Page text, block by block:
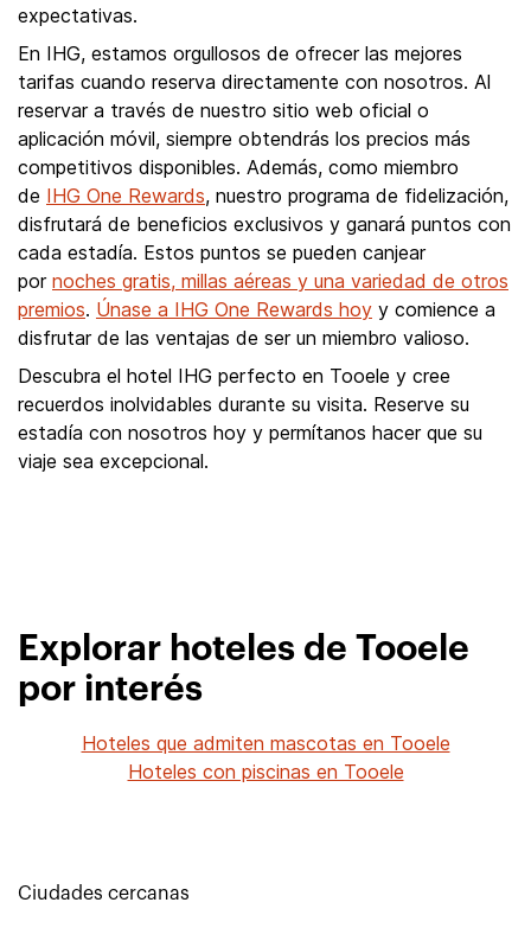
expectativas.
En IHG, estamos orgullosos de ofrecer las mejores
tarifas cuando reserva directamente con nosotros. Al
reservar a través de nuestro sitio web oficial o
aplicación móvil, siempre obtendrás los precios más
competitivos disponibles. Además, como miembro
de IHG One Rewards, nuestro programa de fidelización,
disfrutará de beneficios exclusivos y ganará puntos con
cada estadía. Estos puntos se pueden canjear
por noches gratis, millas aéreas y una variedad de otros
premios. Únase a IHG One Rewards hoy y comience a
disfrutar de las ventajas de ser un miembro valioso.
Descubra el hotel IHG perfecto en Tooele y cree
recuerdos inolvidables durante su visita. Reserve su
estadía con nosotros hoy y permítanos hacer que su
viaje sea excepcional.
Explorar hoteles de Tooele
por interés
Hoteles que admiten mascotas en Tooele
Hoteles con piscinas en Tooele
Ciudades cercanas